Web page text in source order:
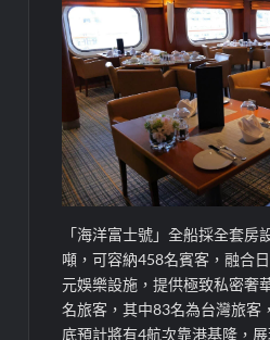
「海洋富士號」全船採全套房
噸，可容納458名賓客，融合
元娛樂設施，提供極致私密奢
名旅客，其中83名為台灣旅客
底預計將有4航次靠港基隆，